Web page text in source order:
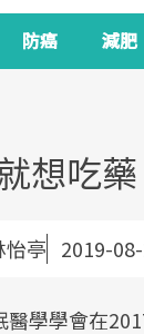
防癌 減肥
想吃
怡亭 2019-
醫學學會在